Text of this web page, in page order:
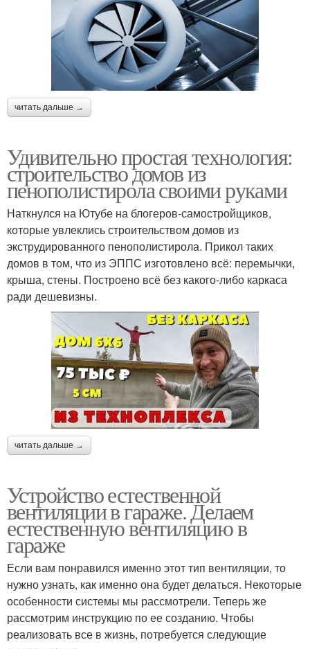
читать дальше →
Удивительно простая технология:
строительство домов из
пенополистирола своими руками
Наткнулся на Ютубе на блогеров-самостройщиков,
которые увлеклись строительством домов из
экструдированного пенополистирола. Прикол таких
домов в том, что из ЭППС изготовлено всё: перемычки,
крыша, стены. Построено всё без какого-либо каркаса
ради дешевизны.
читать дальше →
Устройство естественной
вентиляции в гараже. Делаем
естественную вентиляцию в
гараже
Если вам понравился именно этот тип вентиляции, то
нужно узнать, как именно она будет делаться. Некоторые
особенности системы мы рассмотрели. Теперь же
рассмотрим инструкцию по ее созданию. Чтобы
реализовать все в жизнь, потребуется следующие